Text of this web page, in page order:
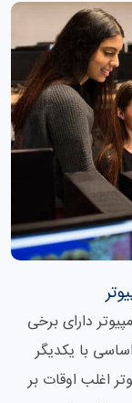
دارای برخی
با یکدیگر
اغلب اوقات بر